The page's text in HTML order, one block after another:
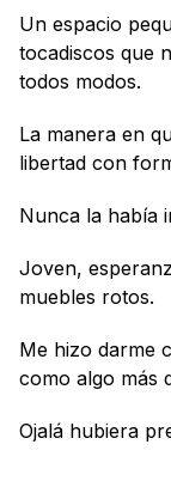
Un espacio
tocadiscos que
todos modos.
La manera en
libertad con
Nunca la había
Joven,
muebles rotos.
Me hizo darme
como algo más
Ojalá hubiera